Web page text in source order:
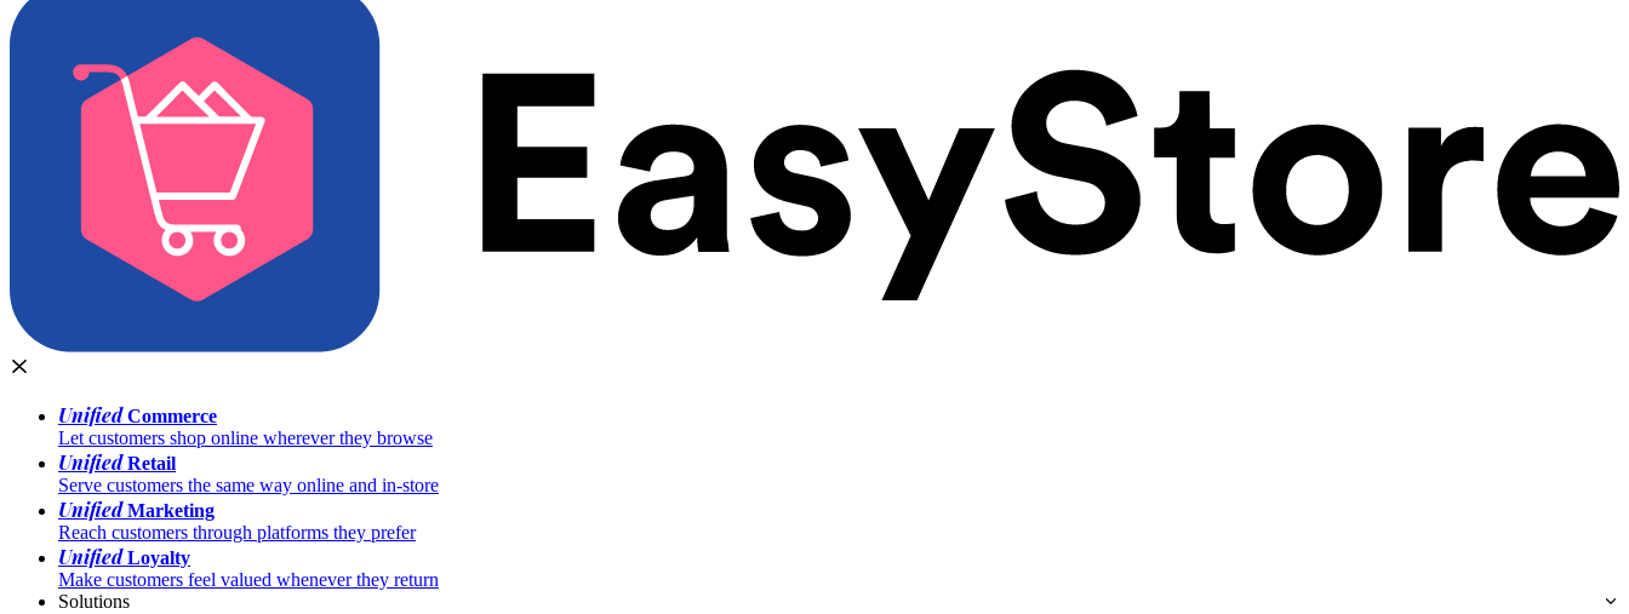
UnifiedCommerce
Let customers shop online wherever they browse
UnifiedRetail
Serve customers the same way online and in-store
UnifiedMarketing
Reach customers through platforms they prefer
UnifiedLoyalty
Make customers feel valued whenever they return
Solutions